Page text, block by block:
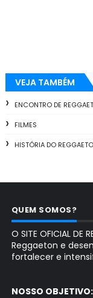
VEJA TAMBÉM
ENCONTRO DE
FILMES
HISTÓRIA DO
QUEM SOMOS?
O SITE OFICIAL DE
Reggaeton e
fortalecer e
NOSSO OBJETIVO: